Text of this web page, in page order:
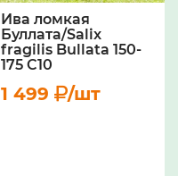
Ива ломкая
Буллата/Salix
fragilis Bullata 150-
175 C10
1 499 /шт